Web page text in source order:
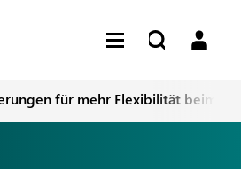
für mehr Flexibilität beim